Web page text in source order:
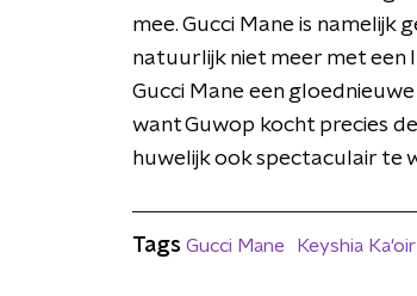
mee. Gucci Mane is namelijk
natuurlijk niet meer met een
Gucci Mane een
want Guwop kocht precies
huwelijk ook spectaculair te
Tags Gucci Mane Keyshia Ka'oir